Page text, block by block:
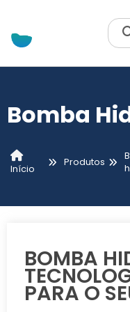
Bomba
Início
Produtos
BOMBA
PARA O